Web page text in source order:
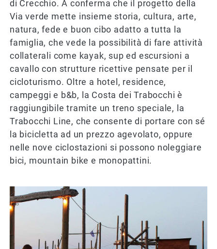
di Crecchio. A conferma che il progetto della
Via verde mette insieme storia, cultura, arte,
natura, fede e buon cibo adatto a tutta la
famiglia, che vede la possibilità di fare attività
collaterali come kayak, sup ed escursioni a
cavallo con strutture ricettive pensate per il
cicloturismo. Oltre a hotel, residence,
campeggi e b&b, la Costa dei Trabocchi è
raggiungibile tramite un treno speciale, la
Trabocchi Line, che consente di portare con sé
la bicicletta ad un prezzo agevolato, oppure
nelle nove ciclostazioni si possono noleggiare
bici, mountain bike e monopattini.